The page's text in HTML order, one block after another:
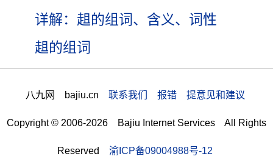
详解：趄的组词、含义、词性
趄的组词
八九网 bajiu.cn 联系我们 报错 提意见和建议
Copyright © 2006-2026 Bajiu Internet Services All Rights
Reserved 渝ICP备09004988号-12